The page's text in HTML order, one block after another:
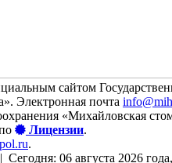
сайтом
Электронная почта
«Михайловская
Лицензии.
.
Сегодня: 06 августа 2026